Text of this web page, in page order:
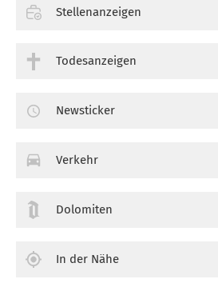
Stellenanzeigen
Todesanzeigen
Newsticker
Verkehr
Dolomiten
In der Nähe